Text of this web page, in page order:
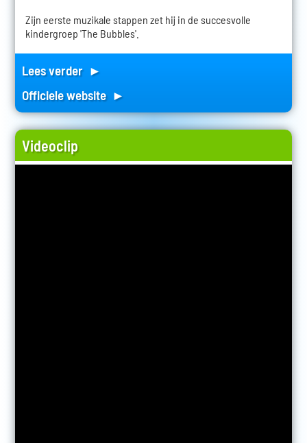
Zijn eerste muzikale stappen zet hij in de succesvolle
kindergroep 'The Bubbles'.
Lees verder ►
Officiele website ►
Videoclip